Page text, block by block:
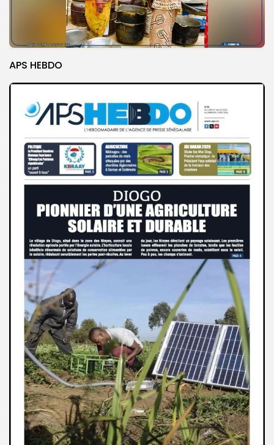
APS HEBDO